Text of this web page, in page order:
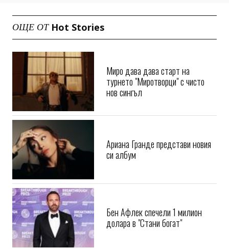
ОЩЕ ОТ Hot Stories
Миро дава дава старт на
турнето "Миротворци" с чисто
нов сингъл
Ариана Гранде представи новия
си албум
Бен Афлек спечели 1 милион
долара в "Стани богат"